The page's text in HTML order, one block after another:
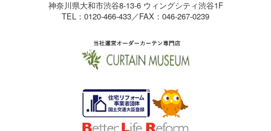
神奈川県大和市渋谷8-13-6 ウィングシティ渋谷1F
TEL：0120-466-433／FAX：046-267-0239